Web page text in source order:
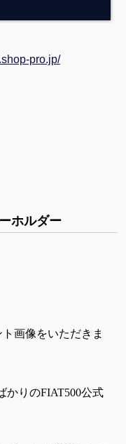
pro.jp/
ホルダー
画像をいただきま
かりのFIAT500公式